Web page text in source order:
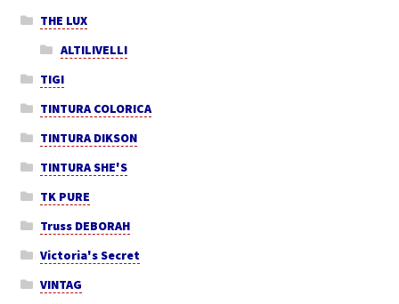
THE LUX
ALTILIVELLI
TIGI
TINTURA COLORICA
TINTURA DIKSON
TINTURA SHE'S
TK PURE
Truss DEBORAH
Victoria's Secret
VINTAG